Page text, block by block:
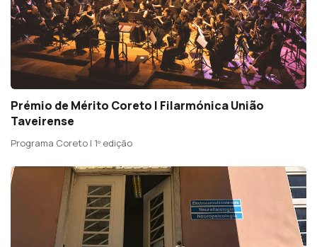
Prémio de Mérito Coreto | Filarmónica União
Taveirense
Programa Coreto | 1º edição